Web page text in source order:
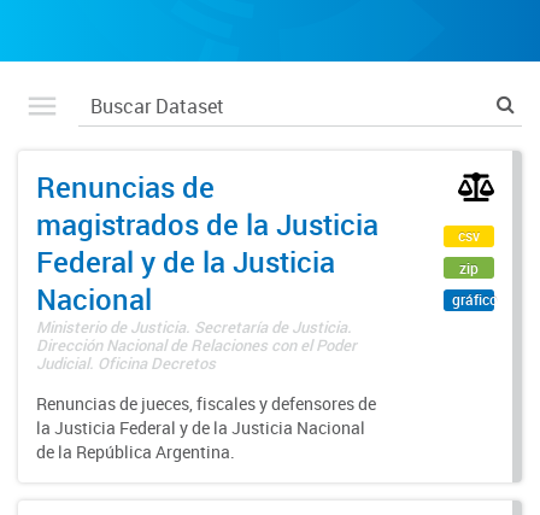
Renuncias de
magistrados de la Justicia
Federal y de la Justicia
Nacional
Ministerio de Justicia. Secretaría de Justicia.
Dirección Nacional de Relaciones con el Poder
Judicial. Oficina Decretos
Renuncias de jueces, fiscales y defensores de
la Justicia Federal y de la Justicia Nacional
de la República Argentina.
csv
zip
gráfico